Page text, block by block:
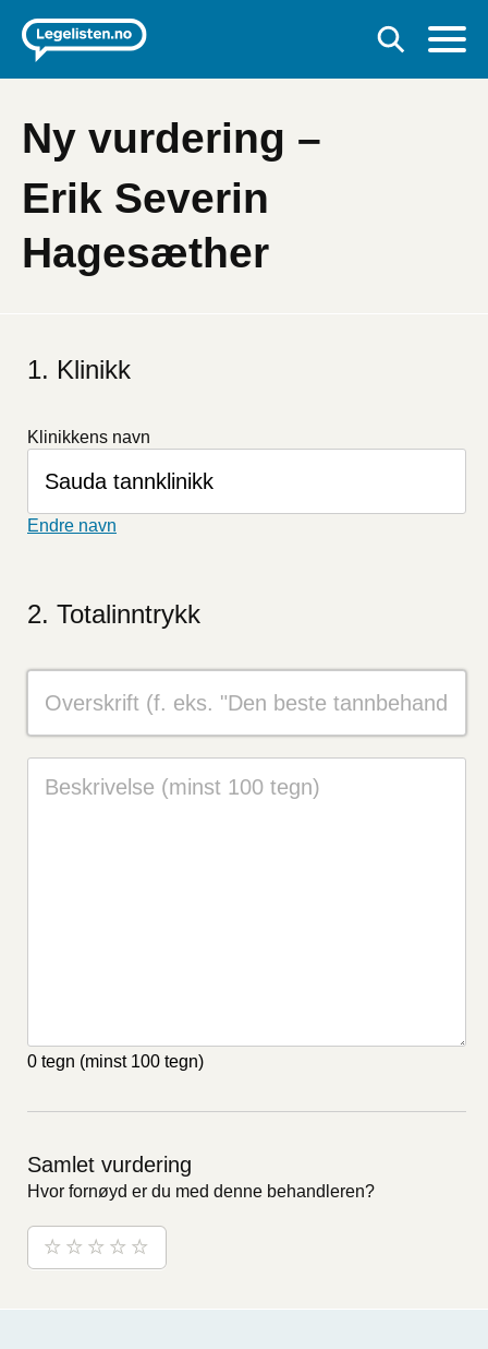
Ny vurdering –
Erik Severin
Hagesæther
ignorere
dette
feltet
Klinikk
Klinikkens navn
Endre navn
Totalinntrykk
0 tegn (minst 100 tegn)
Samlet vurdering
Hvor fornøyd er du med denne behandleren?